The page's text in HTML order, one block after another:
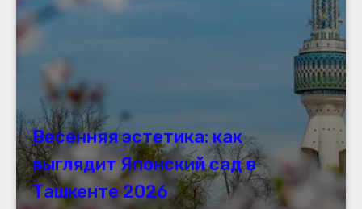
Весенняя эстетика: как
выглядит Японский сад в
Ташкенте 2026